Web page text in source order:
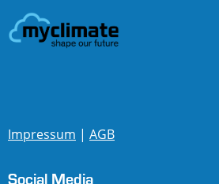
Impressum | AGB
Social Media